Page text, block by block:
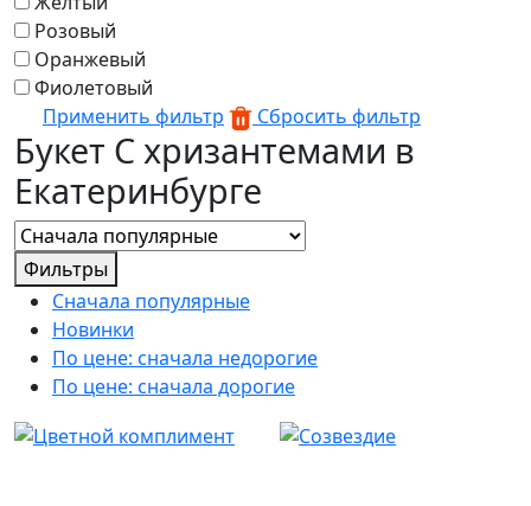
Розовый
Оранжевый
Фиолетовый
Применить фильтр
Сбросить фильтр
Букет С хризантемами в
Екатеринбурге
Фильтры
Сначала популярные
Новинки
По цене: сначала недорогие
По цене: сначала дорогие